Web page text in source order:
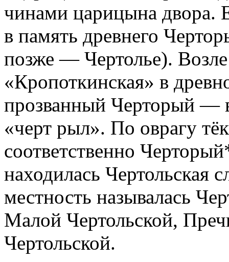
чинами царицына двора.
в память древнего
позже — Чертолье).
«Кропоткинская» в
прозванный Черторый —
«черт рыл». По оврагу
соответственно
находилась Чертольская
местность называлась
Малой Чертольской,
Чертольской.